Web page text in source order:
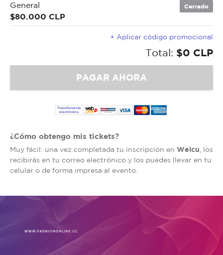
General
$80.000 CLP
Cerrado
+ Aplicar código promocional
Total: $0 CLP
¿Cómo obtengo mis tickets?
Muy fácil: una vez completada tu inscripción en Welcu , los
recibirás en tu correo electrónico y los puedes llevar en tu
celular o de forma impresa al evento.